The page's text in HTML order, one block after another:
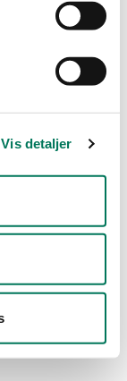
Vis detaljer
korrekt